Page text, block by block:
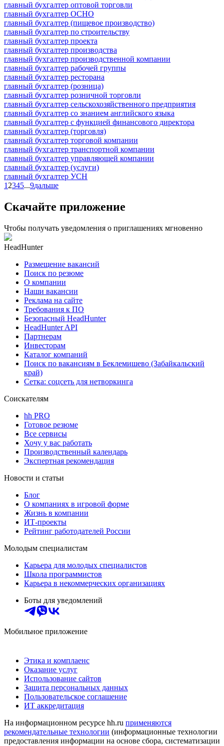
главный бухгалтер оптовой торговли
главный бухгалтер ОСНО
главный бухгалтер (пищевое производство)
главный бухгалтер по строительству
главный бухгалтер проекта
главный бухгалтер производства
главный бухгалтер производственной компании
главный бухгалтер рабочей группы
главный бухгалтер ресторана
главный бухгалтер (розница)
главный бухгалтер розничной торговли
главный бухгалтер сельскохозяйственного предприятия
главный бухгалтер со знанием английского языка
главный бухгалтер с функцией финансового директора
главный бухгалтер (торговля)
главный бухгалтер торговой компании
главный бухгалтер транспортной компании
главный бухгалтер управляющей компании
главный бухгалтер (услуги)
главный бухгалтер УСН
1 2345...9дальше
Скачайте приложение
Чтобы получать уведомления о приглашениях мгновенно
HeadHunter
Размещение вакансий
Поиск по резюме
О компании
Наши вакансии
Реклама на сайте
Требования к ПО
Безопасный HeadHunter
HeadHunter API
Партнерам
Инвесторам
Каталог компаний
Поиск по вакансиям в Беклемишево (Забайкальский
край)
Сетка: соцсеть для нетворкинга
Соискателям
hh PRO
Готовое резюме
Все сервисы
Хочу у вас работать
Производственный календарь
Экспертная рекомендация
Новости и статьи
Блог
О компаниях в игровой форме
Жизнь в компании
ИТ-проекты
Рейтинг работодателей России
Молодым специалистам
Карьера для молодых специалистов
Школа программистов
Карьера в некоммерческих организациях
Боты для уведомлений
Мобильное приложение
Этика и комплаенс
Оказание услуг
Использование сайтов
Защита персональных данных
Пользовательское соглашение
ИТ аккредитация
На информационном ресурсе hh.ru применяются
рекомендательные технологии (информационные технологии
предоставления информации на основе сбора, систематизации